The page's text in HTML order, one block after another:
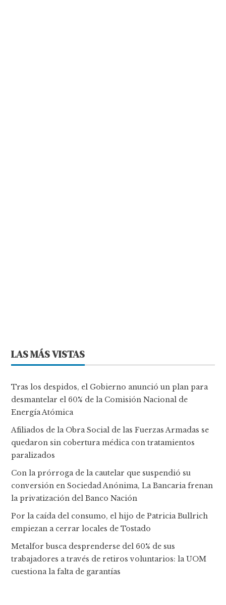
LAS MÁS VISTAS
Tras los despidos, el Gobierno anunció un plan para
desmantelar el 60% de la Comisión Nacional de
Energía Atómica
Afiliados de la Obra Social de las Fuerzas Armadas se
quedaron sin cobertura médica con tratamientos
paralizados
Con la prórroga de la cautelar que suspendió su
conversión en Sociedad Anónima, La Bancaria frenan
la privatización del Banco Nación
Por la caída del consumo, el hijo de Patricia Bullrich
empiezan a cerrar locales de Tostado
Metalfor busca desprenderse del 60% de sus
trabajadores a través de retiros voluntarios: la UOM
cuestiona la falta de garantías